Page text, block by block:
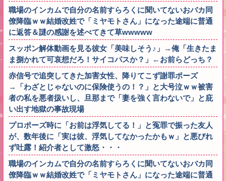
職場のインカムで自分の名前すらろくに聞いてないおバカ同
僚降臨ｗｗ結婚改姓で「ミヤモトさん」になった途端に普通
に返答＆謎の感謝を述べてきて草wwwww
スッポン解体動画を見る彼女「美味しそう♪」→俺「生きたま
ま捌かれて可哀想だろ！サイコパスか？」←お前らどっち？
赤信号で追突してきた加害女性、降りてこず謝罪ポーズ
→「わざとじゃないのに保険使うの！？」と大号泣ｗｗ被害
者の私を悪者扱いし、旦那まで「妻を強く言わないで」と庇
い出す地獄の事故現場
プロポーズ時に「お前は浮気してる！」と冤罪で振った友人
が、数年後に「実は彼、浮気してなかったかもｗ」と悪びれ
ず吐露！紹介者として激怒・・・
職場のインカムで自分の名前すらろくに聞いてないおバカ同
僚降臨ｗｗ結婚改姓で「ミヤモトさん」になった途端に普通